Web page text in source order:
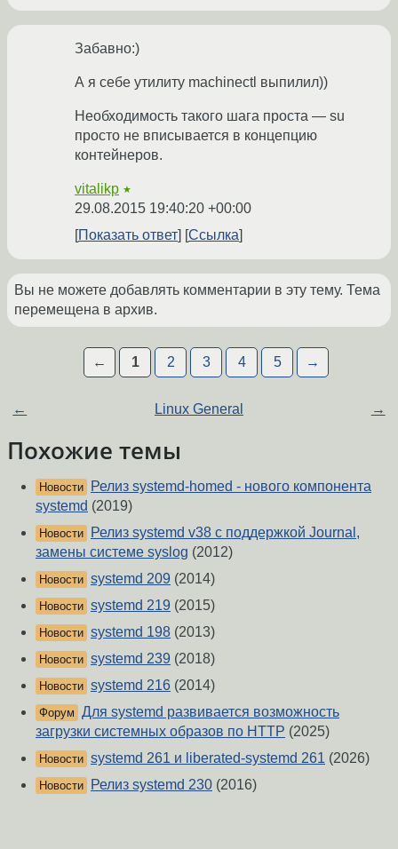
Забавно:)
А я себе утилиту machinectl выпилил))
Необходимость такого шага проста — su
просто не вписывается в концепцию
контейнеров.
vitalikp ★
29.08.2015 19:40:20 +00:00
Показать ответ
Ссылка
Вы не можете добавлять комментарии в эту тему. Тема
перемещена в архив.
← 1 2 3 4 5 →
← Linux General →
Похожие темы
Новости
Релиз systemd-homed - нового компонента
systemd (2019)
Новости
Релиз systemd v38 c поддержкой Journal,
замены системе syslog (2012)
Новости systemd 209 (2014)
Новости systemd 219 (2015)
Новости systemd 198 (2013)
Новости systemd 239 (2018)
Новости systemd 216 (2014)
Форум Для systemd развивается возможность
загрузки системных образов по HTTP (2025)
Новости systemd 261 и liberated-systemd 261 (2026)
Новости Релиз systemd 230 (2016)